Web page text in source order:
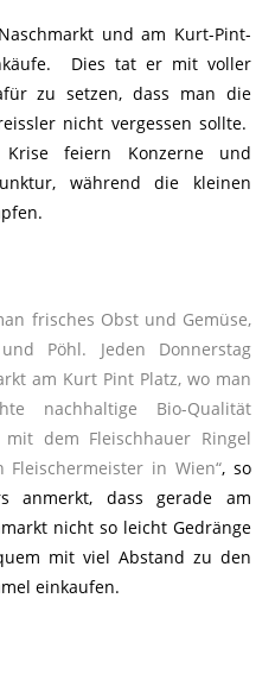
und am Kurt-Pint-
Dies tat er mit voller
zu setzen, dass man die
nicht vergessen sollte.
feiern Konzerne und
während die kleinen
frisches Obst und Gemüse,
Pöhl. Jeden Donnerstag
am Kurt Pint Platz, wo man
nachhaltige Bio-Qualität
dem Fleischhauer Ringel
in Wien“, so
anmerkt, dass gerade am
nicht so leicht Gedränge
mit viel Abstand zu den
einkaufen.